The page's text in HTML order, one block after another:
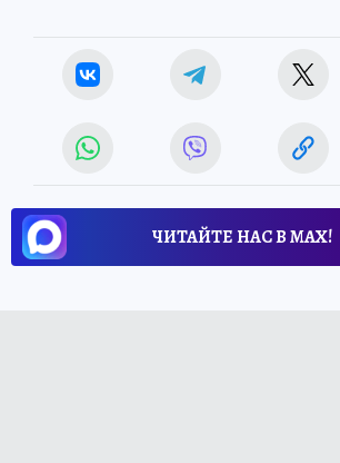
ЧИТАЙТЕ НАС В МАХ!